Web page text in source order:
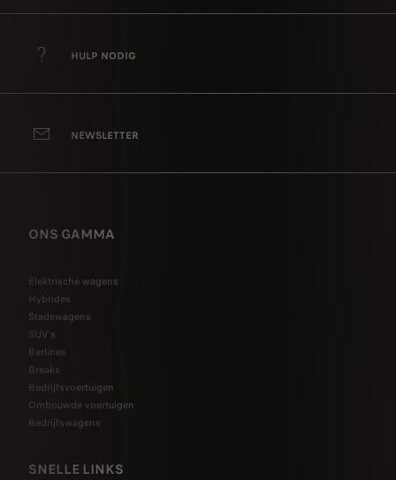
HULP NODIG
NEWSLETTER
ONS GAMMA
Elektrische wagens
Hybrides
Stadswagens
SUV's
Berlines
Breaks
Bedrijfsvoertuigen
Ombouwde voertuigen
Bedrijfswagens
SNELLE LINKS